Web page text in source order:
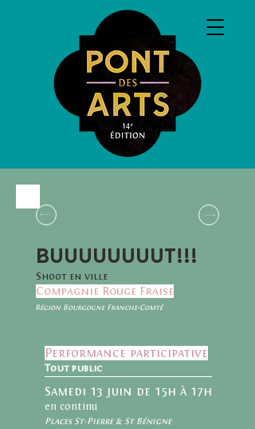
BUUUUUUUUT!!!
Shoot en ville
Compagnie Rouge Fraise
Région Bourgogne Franche-Comté
Performance participative
Tout public
Samedi 13 juin de 15h à 17h
en continu
Places St-Pierre & St Bénigne